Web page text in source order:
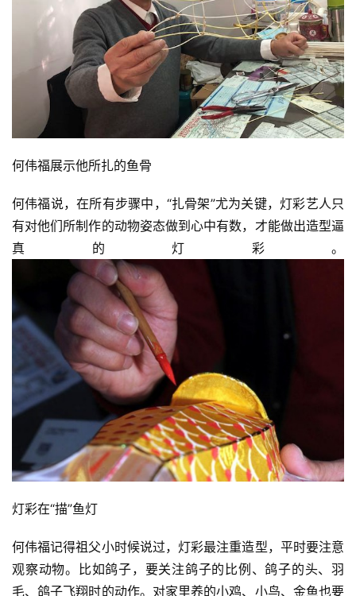
何伟福展示他所扎的鱼骨
何伟福说，在所有步骤中，“扎骨架”尤为关键，灯彩艺人只
有对他们所制作的动物姿态做到心中有数，才能做出造型逼
真的灯彩。
灯彩在“描”鱼灯
何伟福记得祖父小时候说过，灯彩最注重造型，平时要注意
观察动物。比如鸽子，要关注鸽子的比例、鸽子的头、羽
毛、鸽子飞翔时的动作。对家里养的小鸡、小鸟、金鱼也要